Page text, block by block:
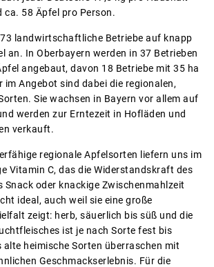
ca. 58 Äpfel pro Person.
landwirtschaftliche Betriebe auf knapp
an. In Oberbayern werden in 37 Betrieben
angebaut, davon 18 Betriebe mit 35 ha
im Angebot sind dabei die regionalen,
Sie wachsen in Bayern vor allem auf
werden zur Erntezeit in Hofläden und
verkauft.
regionale Apfelsorten liefern uns im
Vitamin C, das die Widerstandskraft des
Snack oder knackige Zwischenmahlzeit
ideal, auch weil sie eine große
zeigt: herb, säuerlich bis süß und die
ist je nach Sorte fest bis
alte heimische Sorten überraschen mit
Geschmackserlebnis. Für die